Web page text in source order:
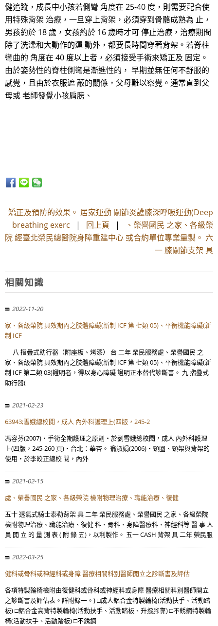
健追蹤，成長中小孩若側彎 角度在 25-40 度，則需要配合使
用特殊背架 治療，一旦穿上背架，必須穿到骨骼成熟為 止，
男孩約於 18 歲，女孩約於 16 歲時才可 停止治療，治療期間
除了洗澡和大動作的運 動外，都要長時間穿著背架。若脊柱
彎曲的 角度在 40 度以上者，必須接受手術來矯正及 固定。
由於姿勢性的脊柱側彎是漸進性的， 早期並無任何不舒服的
感覺，且由於衣服遮 蔽的關係，父母難以察覺。通常直到父
母或 老師發覺小孩肩膀、
矯正及預防的效果。 居家運動 關節炎護膝深呼吸運動(Deep
breathing exerc | 回上頁 |
、榮譽國民 之家、各級榮
院 經臺北榮民總醫院身障重建中心 或合約單位專業量製。 六
一 膝關節支架 具
相關知識
2022-11-20
家、各級榮院 具效期內之肢體障礙(新制 ICF 第 七類 05)、平衡機能障礙(新
制 ICF
八 摺疊式助行器（附座板、烤漆） 台 二年 榮民服務處、榮譽國民 之
家、各級榮院 具效期內之肢體障礙(新制 ICF 第 七類 05)、平衡機能障礙(新
制 ICF 第二類 03)證明者，得以身心障礙 證明正本替代診斷書。 九 摺疊式
助行器(
2021-02-23
63943;雪娥總校閱，成人 內外科護理上(四版，245-2
馮容芬(2007)‧手術全期護理之原則‧於劉雪娥總校閱，成人 內外科護理
上(四版，245-260 頁)‧台北：華杏。 翁淑娟(2006)‧頸圈、頸架與背架的
使用‧於李皎正總校 閱，內外
2021-02-15
處、榮譽國民 之家、各級榮院 檢附物理治療、職能治療、復健
五十 透氣式騎士泰勒背架 具 二年 榮民服務處、榮譽國民 之家、各級榮院
檢附物理治療、職能治療、復健 科、骨科、身障醫療科、神經科等 醫 事 人
員 開 立 的 量 測 表 ( 附 錄 五)，以利製作。 五一 CASH 背架 具 二年 榮民服
2022-03-25
健科或骨科或神經科或身障 醫療相關科別醫師開立之診斷書及評估
各項特製輪椅檢附由復健科或骨科或神經科或身障 醫療相關科別醫師開立
之診斷書及評估表。詳附錄一。) □成人鋁合金特製輪椅(活動扶手、活動踏
板) □鋁合金高背特製輪椅(活動扶手、活動踏板、升撥腳靠) □不銹鋼特製輪
椅(活動扶手、活動踏板) □不銹鋼